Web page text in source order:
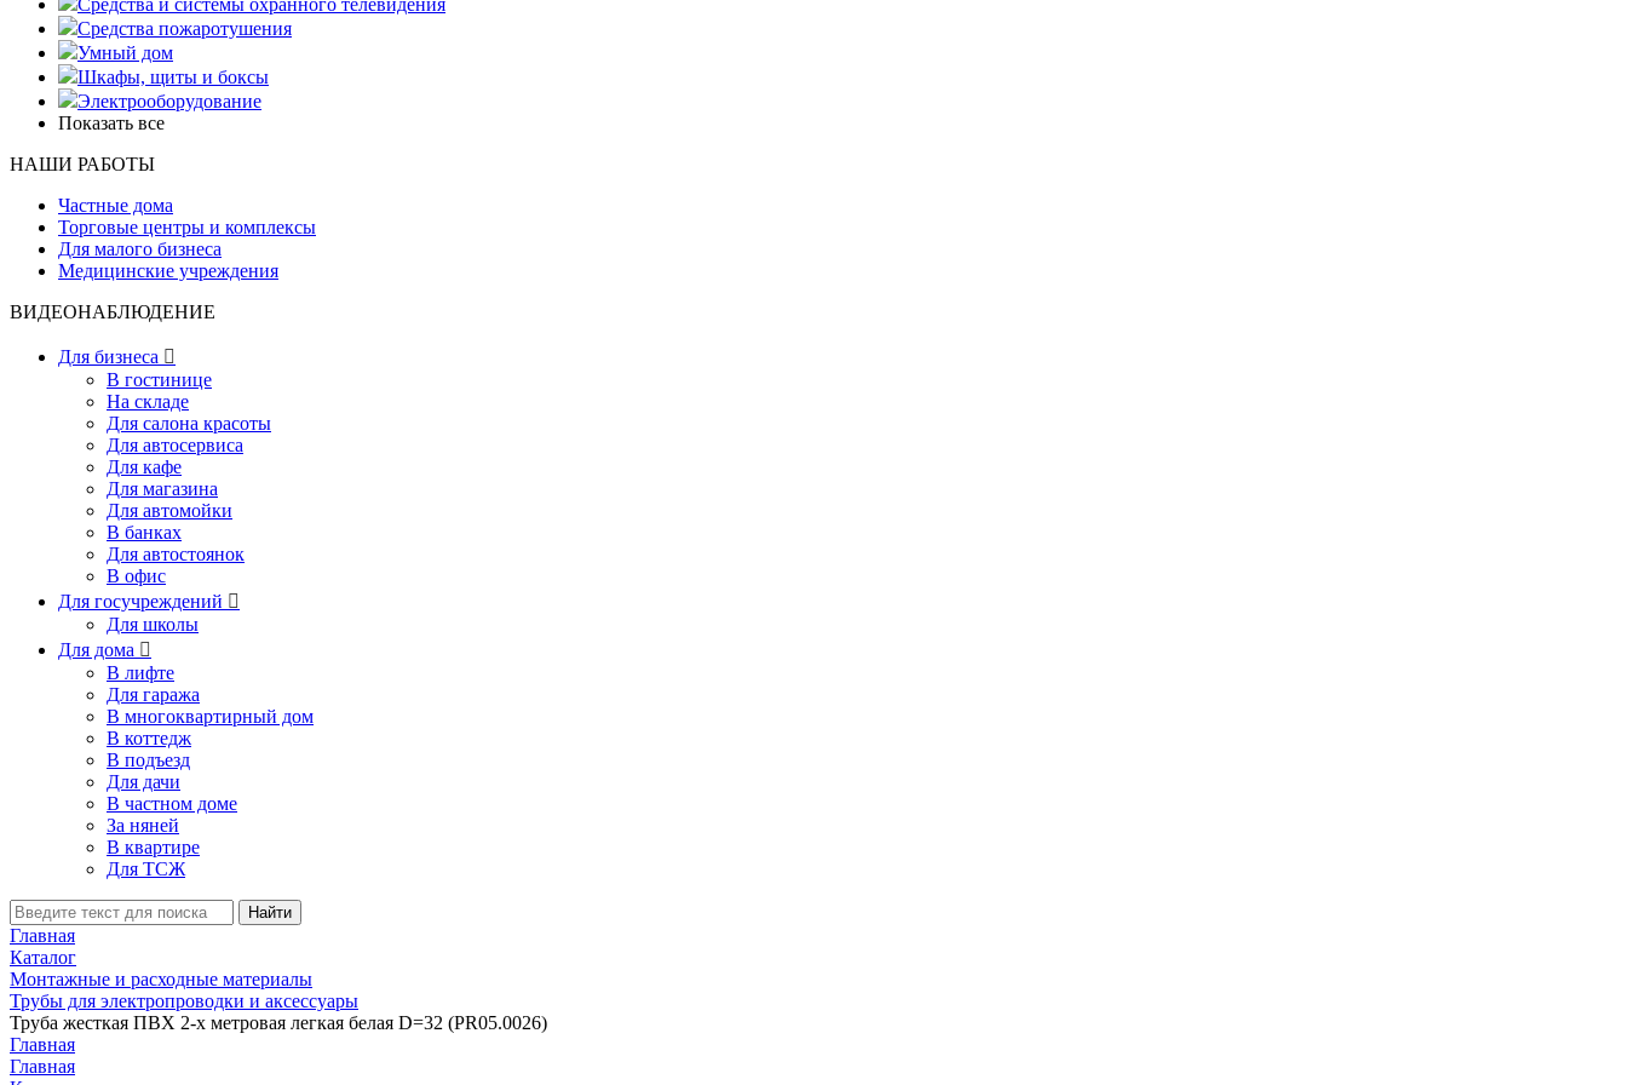
Средства и системы охранного телевидения
Средства пожаротушения
Умный дом
Шкафы, щиты и боксы
Электрооборудование
Показать все
НАШИ РАБОТЫ
Частные дома
Торговые центры и комплексы
Для малого бизнеса
Медицинские учреждения
ВИДЕОНАБЛЮДЕНИЕ
Для бизнеса 
В гостинице
На складе
Для салона красоты
Для автосервиса
Для кафе
Для магазина
Для автомойки
В банках
Для автостоянок
В офис
Для госучреждений 
Для школы
Для дома 
В лифте
Для гаража
В многоквартирный дом
В коттедж
В подъезд
Для дачи
В частном доме
За няней
В квартире
Для ТСЖ
Найти
Главная
Каталог
Монтажные и расходные материалы
Трубы для электропроводки и аксессуары
Труба жесткая ПВХ 2-х метровая легкая белая D=32 (PR05.0026)
Главная
Главная